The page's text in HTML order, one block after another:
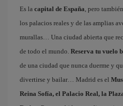
Es la capital de España, pero
los palacios reales y de las amplias
murallas… Una ciudad abierta que
de todo el mundo. Reserva tu vuelo
de una ciudad que nunca duerme y
divertirse y bailar… Madrid es el
Reina Sofía, el Palacio Real, la